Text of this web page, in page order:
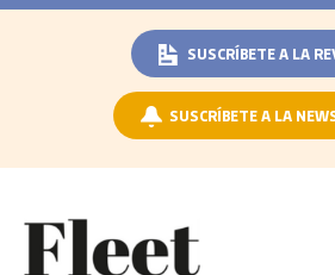
SUSCRÍBETE A LA
SUSCRÍBETE A LA